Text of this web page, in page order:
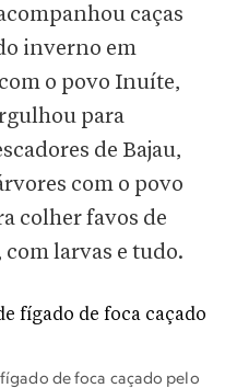
caças
inverno em
o povo Inuíte,
para
de Bajau,
com o povo
colher favos de
larvas e tudo.
de foca caçado pelo